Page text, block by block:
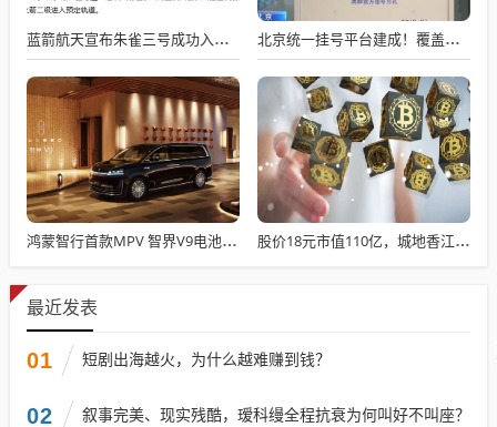
蓝箭航天宣布朱雀三号成功入轨，技术突破五大项，深入排查回收失败原因 北京统一挂号平台建成！覆盖近300家二三甲医院号源
鸿蒙智行首款MPV 智界V9电池信息曝光：WLTC最远续航223km 股价18元市值110亿，城地香江却被查出连续7季财报失真
最近发表
01 短剧出海越火，为什么越难赚到钱？
02 叙事完美、现实残酷，瑷科缦全程抗衰为何叫好不叫座？